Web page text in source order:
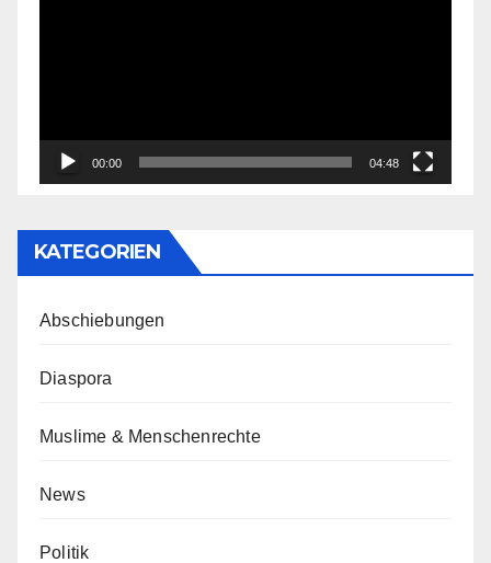
00:00 04:48
KATEGORIEN
Abschiebungen
Diaspora
Muslime & Menschenrechte
News
Politik